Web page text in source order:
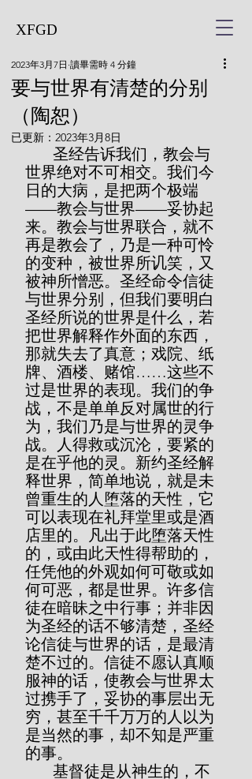
XFGD
要与世界有清楚的分别
（陶恕）
2023年3月7日 讀畢需時 4 分鐘
已更新： 2023年3月8日
世界绝对不可相交。我们今
日的大病，是把两个极端
——教会与世界——妥协起
来。教会与世界联合，就不
再是教会了，乃是一种可怜
的变种，被世界所讥笑，又
被神所憎恶。圣经命令信徒
与世界分别，但我们要明白
圣经所说的世界是什么，若
把世界解释作外面的东西，
那就失去了真意；戏院、纸
牌、酒楼、赌馆……这些不
过是世界的表现。我们的争
战，不是单单反对属世的行
为，我们乃是与世界的灵争
战。人得救或沉沦，要紧的
是在乎他的灵。新约圣经解
释世界，简单地说，就是未
曾重生的人堕落的天性，它
可以表现在礼拜堂里或是酒
店里的。凡出于此堕落天性
的，或由此天性得帮助的，
任凭他的外观如何可敬或如
何可恶，都是世界。许多信
徒在暗昧之中行事；并非因
为圣经的话不够清楚，圣经
论信徒与世界的话，是最清
楚不过的。信徒不愿认真顺
服神的话，使教会与世界太
过携手了，妥协的事层出无
穷，甚至千千万万的人以为
是当然的事，却不知是严重
的事。